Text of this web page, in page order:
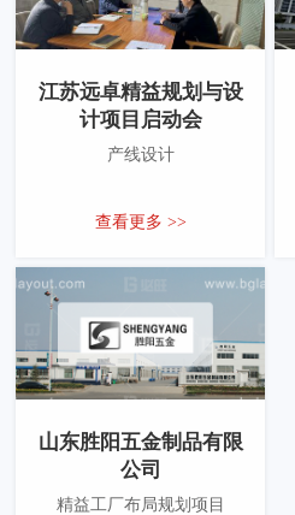
江苏远卓精益规划与设
计项目启动会
产线设计
查看更多 >>
山东胜阳五金制品有限
公司
精益工厂布局规划项目